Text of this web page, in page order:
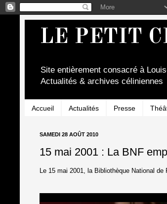
LE PETIT
Site entièrement consacré à
Actualités & archives céliniennes
Accueil Actualités Presse
SAMEDI 28 AOÛT 2010
15 mai 2001 : La BNF
Le 15 mai 2001, la Bibliothèque National